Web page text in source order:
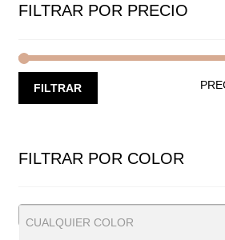
FILTRAR POR PRECIO
FILTRAR
FILTRAR POR COLOR
CUALQUIER COLOR